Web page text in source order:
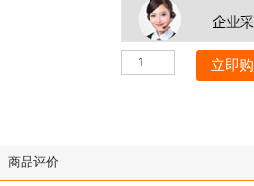
商品评价